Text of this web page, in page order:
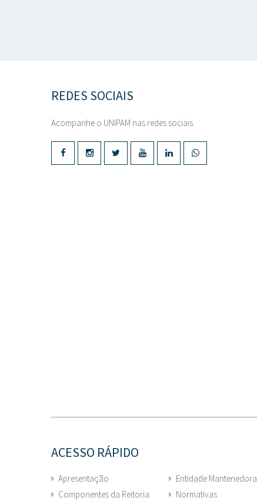
REDES SOCIAIS
Acompanhe o UNIPAM nas redes sociais.
ACESSO RÁPIDO
Apresentação
Componentes da Reitoria
Entidade Mantenedora
Normativas